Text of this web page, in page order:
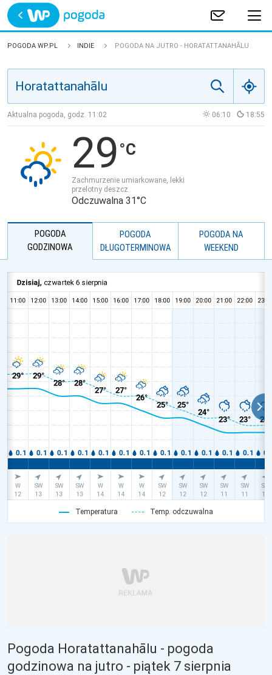
Trwa ładowanie
POLSKA
JAKOŚĆ POWIETRZA
POGODA WP.PL INDIE POGODA NA JUTRO - HORATATTANAHĀLU
Aktualna pogoda, godz. 11:02 06:10 18:55
29
Zachmurzenie umiarkowane, lekki
przelotny deszcz
Odczuwalna 31°C
POGODA
GODZINOWA
POGODA
DŁUGOTERMINOWA
POGODA NA
WEEKEND
Temperatura Temp. odczuwalna
Pogoda Horatattanahālu - pogoda
godzinowa na jutro - piątek 7 sierpnia